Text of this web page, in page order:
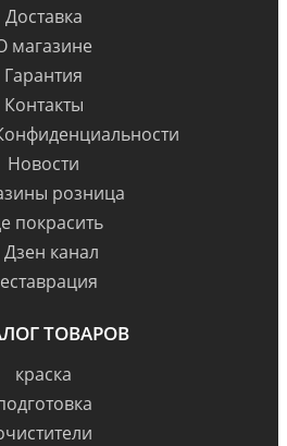
Доставка
магазине
Гарантия
Контакты
Новости
розница
покрасить
канал
ТОВАРОВ
краска